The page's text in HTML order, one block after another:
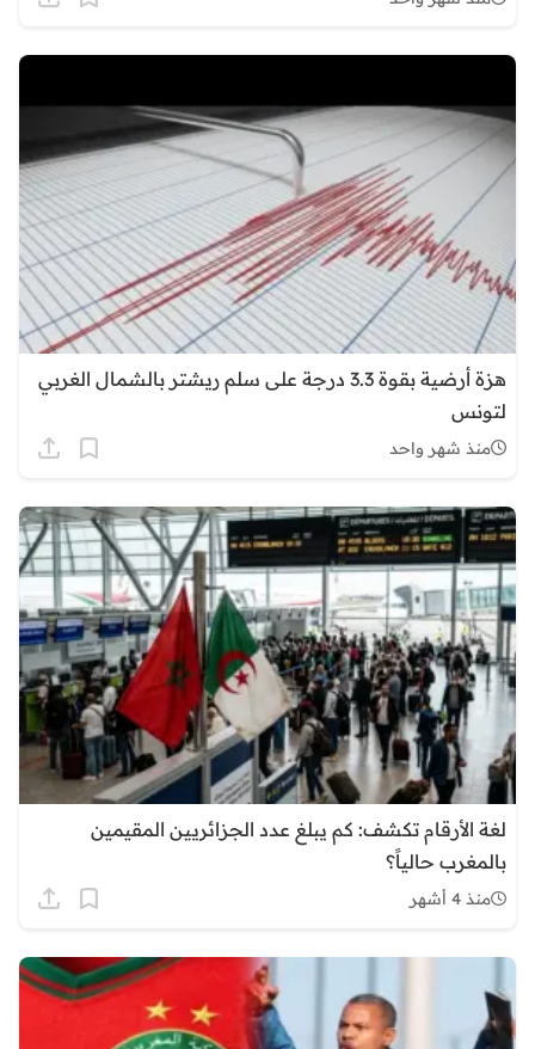
هزة أرضية بقوة 3.3 درجة على سلم ريشتر بالشمال الغربي
لتونس
منذ شهر واحد
لغة الأرقام تكشف: كم يبلغ عدد الجزائريين المقيمين
بالمغرب حالياً؟
منذ 4 أشهر